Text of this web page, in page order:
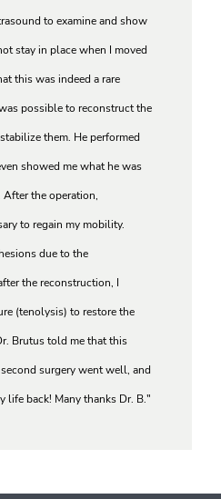
to examine and show
stay in place when I moved
this was indeed a rare
possible to reconstruct the
them. He performed
showed me what he was
the operation,
to regain my mobility.
due to the
the reconstruction, I
(tenolysis) to restore the
Brutus told me that this
surgery went well, and
life back! Many thanks Dr. B."